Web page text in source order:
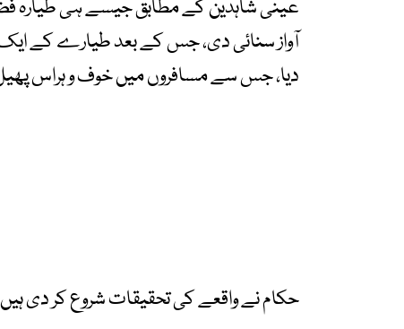
عینی شاہدین کے مطابق جیسے ہی طیارہ
آواز سنائی دی، جس کے بعد طیارے کے
دیا، جس سے مسافروں میں خوف و ہراس
حکام نے واقعے کی تحقیقات شروع کر دی